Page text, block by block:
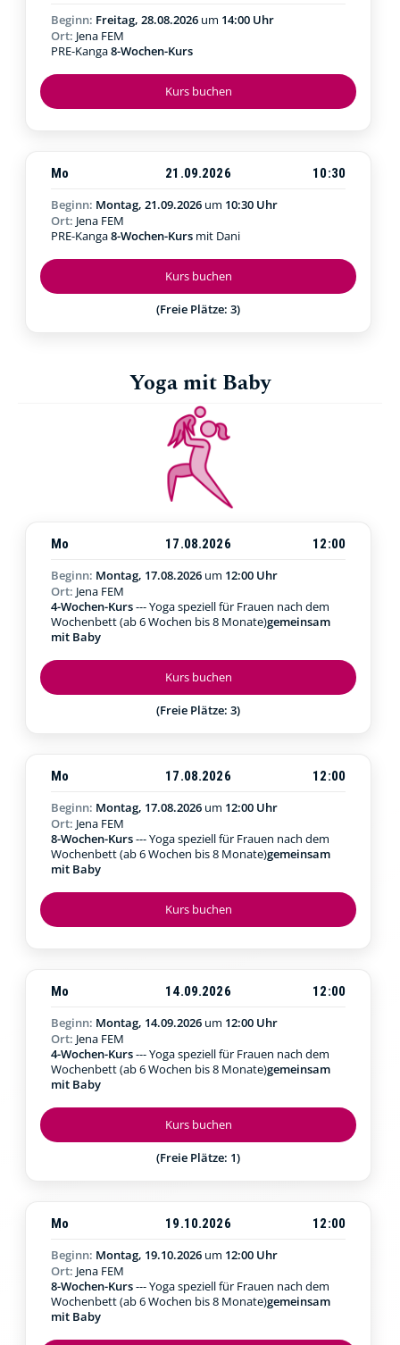
Kurs buchen
Beginn: Freitag, 28.08.2026 um 14:00 Uhr
Ort: Jena FEM
PRE-Kanga8-Wochen-Kurs
Kurs buchen
(Freie Plätze: 3)
Mo 21.09.2026
10:30
Beginn: Montag, 21.09.2026 um 10:30 Uhr
Ort: Jena FEM
PRE-Kanga8-Wochen-Kurs mit Dani
Yoga mit Baby
Kurs buchen
(Freie Plätze: 3)
Mo 17.08.2026
12:00
Beginn: Montag, 17.08.2026 um 12:00 Uhr
Ort: Jena FEM
4-Wochen-Kurs--- Yoga speziell für Frauen nach dem
Wochenbett (ab 6 Wochen bis 8 Monate)gemeinsam
mit Baby
Kurs buchen
Mo 17.08.2026
12:00
Beginn: Montag, 17.08.2026 um 12:00 Uhr
Ort: Jena FEM
8-Wochen-Kurs--- Yoga speziell für Frauen nach dem
Wochenbett (ab 6 Wochen bis 8 Monate)gemeinsam
mit Baby
Kurs buchen
(Freie Plätze: 1)
Mo 14.09.2026
12:00
Beginn: Montag, 14.09.2026 um 12:00 Uhr
Ort: Jena FEM
4-Wochen-Kurs--- Yoga speziell für Frauen nach dem
Wochenbett (ab 6 Wochen bis 8 Monate)gemeinsam
mit Baby
Mo 19.10.2026
12:00
Beginn: Montag, 19.10.2026 um 12:00 Uhr
Ort: Jena FEM
8-Wochen-Kurs--- Yoga speziell für Frauen nach dem
Wochenbett (ab 6 Wochen bis 8 Monate)gemeinsam
mit Baby